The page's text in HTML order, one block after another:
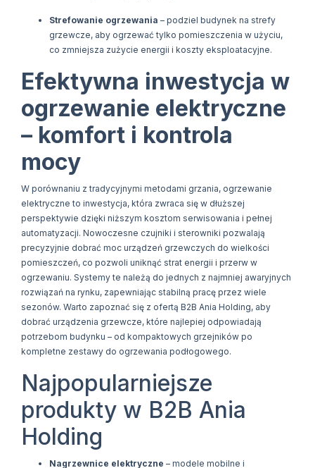
Strefowanie ogrzewania – podziel budynek na strefy
grzewcze, aby ogrzewać tylko pomieszczenia w użyciu,
co zmniejsza zużycie energii i koszty eksploatacyjne.
Efektywna inwestycja w
ogrzewanie elektryczne
– komfort i kontrola
mocy
W porównaniu z tradycyjnymi metodami grzania, ogrzewanie
elektryczne to inwestycja, która zwraca się w dłuższej
perspektywie dzięki niższym kosztom serwisowania i pełnej
automatyzacji. Nowoczesne czujniki i sterowniki pozwalają
precyzyjnie dobrać moc urządzeń grzewczych do wielkości
pomieszczeń, co pozwoli uniknąć strat energii i przerw w
ogrzewaniu. Systemy te należą do jednych z najmniej awaryjnych
rozwiązań na rynku, zapewniając stabilną pracę przez wiele
sezonów. Warto zapoznać się z ofertą B2B Ania Holding, aby
dobrać urządzenia grzewcze, które najlepiej odpowiadają
potrzebom budynku – od kompaktowych grzejników po
kompletne zestawy do ogrzewania podłogowego.
Najpopularniejsze
produkty w B2B Ania
Holding
Nagrzewnice elektryczne – modele mobilne i